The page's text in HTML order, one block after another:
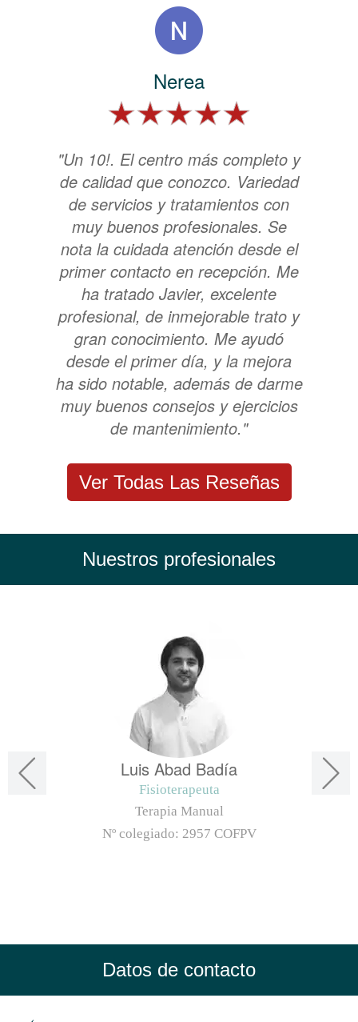
Nerea
"Un 10!. El centro más completo y
de calidad que conozco. Variedad
de servicios y tratamientos con
muy buenos profesionales. Se
nota la cuidada atención desde el
primer contacto en recepción. Me
ha tratado Javier, excelente
profesional, de inmejorable trato y
gran conocimiento. Me ayudó
desde el primer día, y la mejora
ha sido notable, además de darme
muy buenos consejos y ejercicios
de mantenimiento."
Ver Todas Las Reseñas
Nuestros profesionales
Luis Abad Badía
Fisioterapeuta
Terapia Manual
Nº colegiado: 2957 COFPV
Datos de contacto